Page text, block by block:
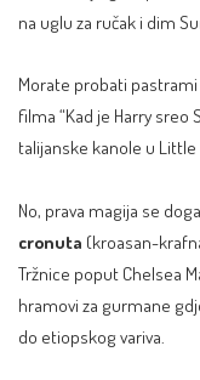
na uglu za ručak i dim
Morate probati pastrami
filma “Kad je Harry sreo
talijanske kanole u Little
No, prava magija se
cronuta (kroasan-
Tržnice poput Chelsea
hramovi za gurmane
do etiopskog variva.